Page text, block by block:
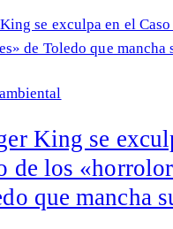
King
por
intoxicación
provoca
la
fosa
King se
de los
que mancha